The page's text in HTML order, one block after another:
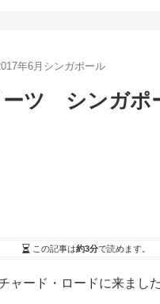
年6月シンガポール
ツ シンガポ
この記事は約3分で読めます。
ャード・ロードに来ました